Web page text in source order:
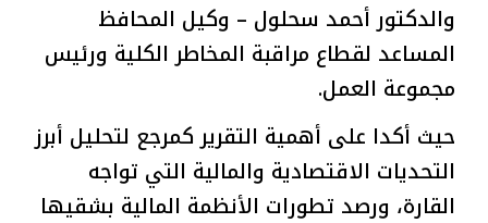
والدكتور أحمد سحلول – وكيل المحافظ
المساعد لقطاع مراقبة المخاطر الكلية ورئيس
مجموعة العمل.
حيث أكدا على أهمية التقرير كمرجع لتحليل أبرز
التحديات الاقتصادية والمالية التي تواجه
القارة، ورصد تطورات الأنظمة المالية بشقيها